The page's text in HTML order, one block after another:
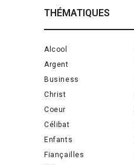
THÉMATIQUES
Alcool
Argent
Business
Christ
Coeur
Célibat
Enfants
Fiançailles